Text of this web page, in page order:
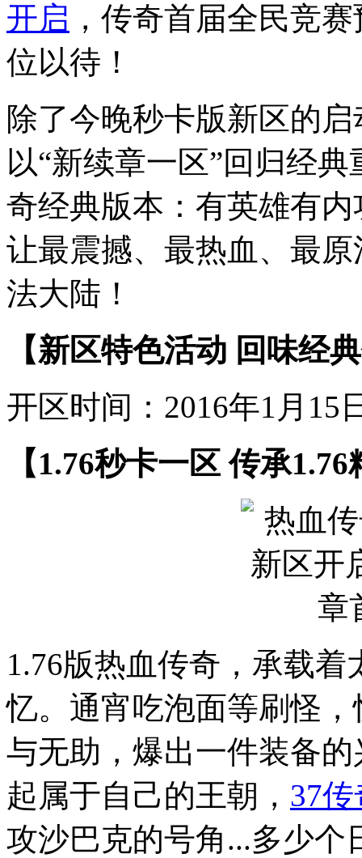
开启 ，传奇首届全民竞
位以待！
除了今晚秒卡版新区的
以“新续章一区”回归经
奇经典版本：有英雄有
让最震撼、最热血、最
法大陆！
【新区特色活动 回味经
开区时间：2016年1月15
【1.76秒卡一区 传承
1.76版热血传奇，承载
忆。通宵吃泡面等刷怪
与无助，爆出一件装备
起属于自己的王朝， 37
攻沙巴克的号角...多少个